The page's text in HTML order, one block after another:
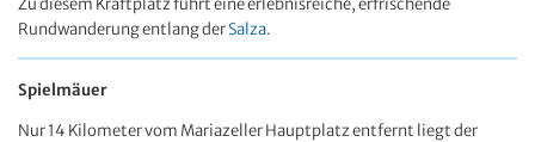
Rundwanderung entlang derSalza.
Spielmäuer
Nur 14 Kilometer vom Mariazeller Hauptplatz entfernt liegt der